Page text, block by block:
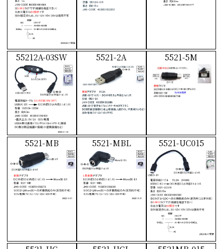
55212A-03SW 5521-2A 5521-5M
5521-MB 5521-MBL 5521-UC015